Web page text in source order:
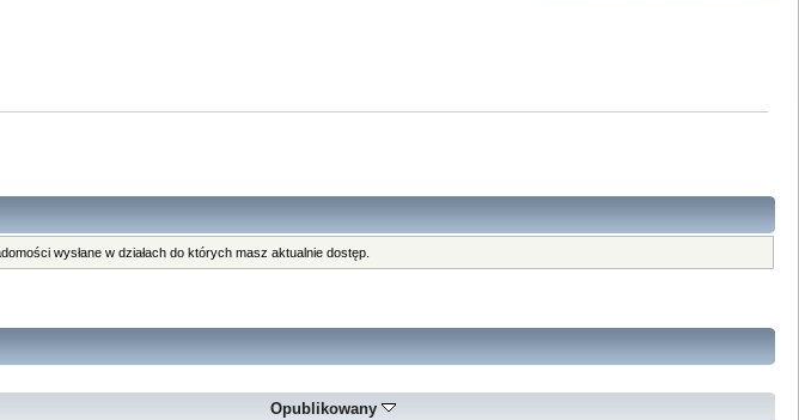
wysłane w działach do których masz aktualnie dostęp.
Opublikowany